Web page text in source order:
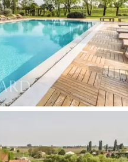
设备齐全的厨房、带
，位于美丽的游泳池